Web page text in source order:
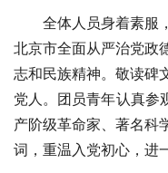
全体人员身着素服，
北京市全面从严治党政
志和民族精神。敬读碑
党人。团员青年认真参
产阶级革命家、著名科
词，重温入党初心，进